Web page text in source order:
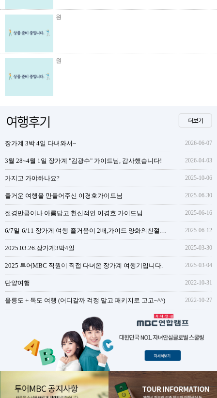
원
원
장가계 3박 4일 다녀와서~ 2026-06-07
3월 28~4월 1일 장가계 "김광수" 가이드님, 감사했습니다! 2026-04-03
가지고 가야하나요? 2025-10-06
즐거운 여행을 만들어주신 이경호가이드님 2025-06-30
절경만큼이나 아름답고 헌신적인 이경호 가이드님 2025-06-16
2025-06-12
2025.03.26.장가계3박4일 2025-03-30
2025 투어MBC 직원이 직접 다녀온 장가계 여행기입니다. 2025-03-04
단양여행 2022-10-31
울릉도 + 독도 여행 (어디갈까 걱정 말고 패키지로 고고~^^) 2022-10-27